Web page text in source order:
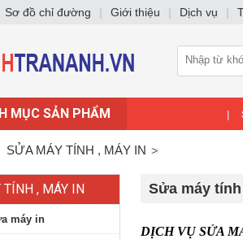
MỤC SẢN PHẨM
SỬA MÁY TÍNH , MÁY IN
TÍNH , MÁY IN
máy in
Sửa máy
DỊCH VỤ SỬA
Sơ đồ chỉ đường | Giới thiệu | Dịch vụ |